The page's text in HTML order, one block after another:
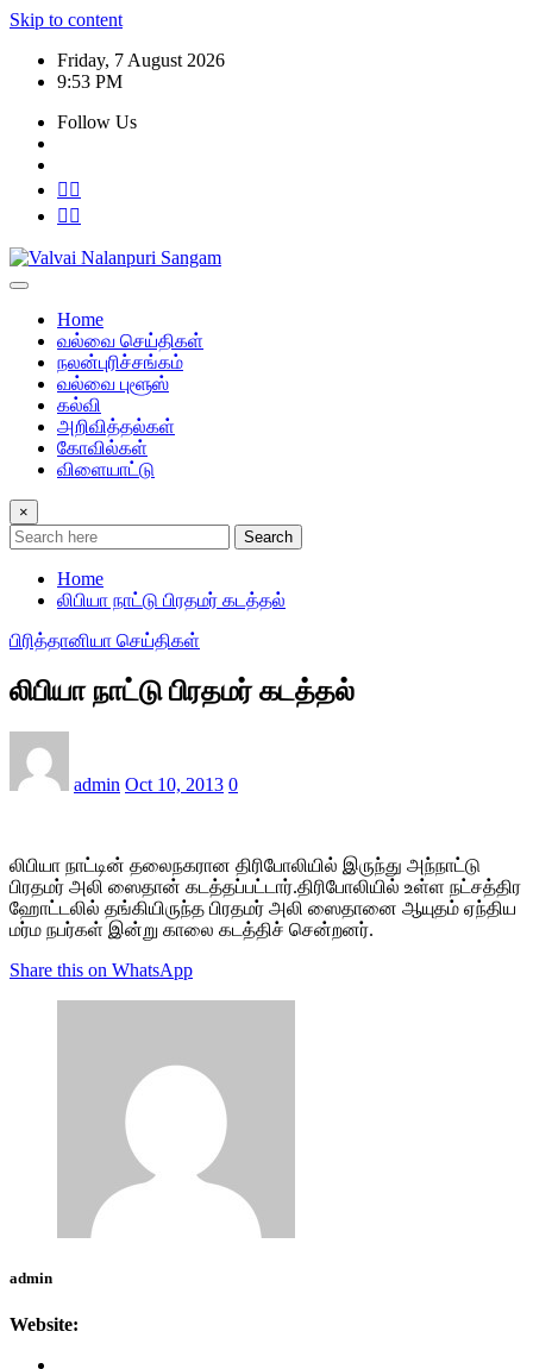
Skip to content
Friday, 7 August 2026
9:53 PM
Follow Us
Home
வல்வை செய்திகள்
நலன்புரிச்சங்கம்
வல்வை புளூஸ்
கல்வி
அறிவித்தல்கள்
கோவில்கள்
விளையாட்டு
×
Search
Home
லிபியா நாட்டு பிரதமர் கடத்தல்
பிரித்தானியா செய்திகள்
லிபியா நாட்டு பிரதமர் கடத்தல்
admin Oct 10, 2013 0
லிபியா நாட்டின் தலைநகரான திரிபோலியில் இருந்து அந்நாட்டு
பிரதமர் அலி ஸைதான் கடத்தப்பட்டார்.திரிபோலியில் உள்ள நட்சத்திர
ஹோட்டலில் தங்கியிருந்த பிரதமர் அலி ஸைதானை ஆயுதம் ஏந்திய
மர்ம நபர்கள் இன்று காலை கடத்திச் சென்றனர்.
Share this on WhatsApp
admin
Website: